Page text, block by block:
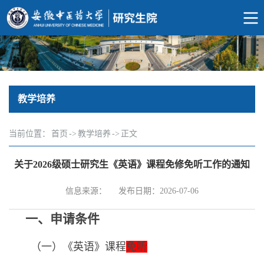
教学培养
当前位置： 首页 -> 教学培养 -> 正文
关于2026级硕士研究生《英语》课程免修免听工作的通知
信息来源： 发布日期：2026-07-06
一、申请条件
（一）《英语》课程免听